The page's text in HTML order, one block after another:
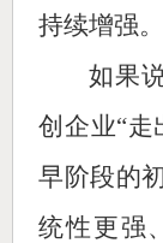
持续增强。
如果
创企业“走
早阶段的
统性更强